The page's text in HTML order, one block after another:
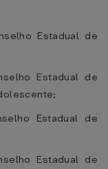
Estadual de
Estadual de
Estadual de
Estadual de